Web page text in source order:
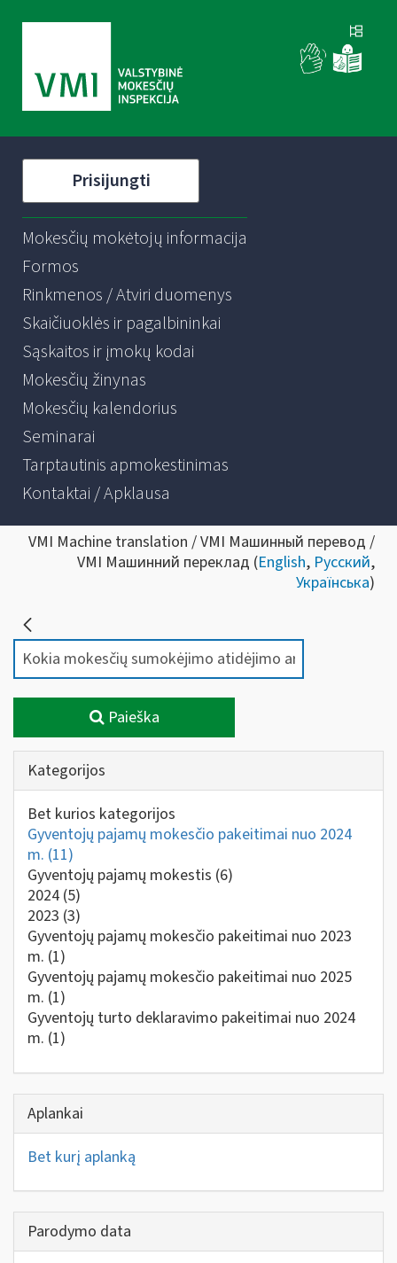
Prisijungti
Mokesčių mokėtojų informacija
Formos
Rinkmenos / Atviri duomenys
Skaičiuoklės ir pagalbininkai
Sąskaitos ir įmokų kodai
Mokesčių žinynas
Mokesčių kalendorius
Seminarai
Tarptautinis apmokestinimas
Kontaktai / Apklausa
VMI Machine translation / VMI Машинный перевод /
VMI Машинний переклад (English, Русский,
Українська)
Paieška
Kategorijos
Bet kurios kategorijos
Gyventojų pajamų mokesčio pakeitimai nuo 2024
m. (11)
Gyventojų pajamų mokestis (6)
2024 (5)
2023 (3)
Gyventojų pajamų mokesčio pakeitimai nuo 2023
m. (1)
Gyventojų pajamų mokesčio pakeitimai nuo 2025
m. (1)
Gyventojų turto deklaravimo pakeitimai nuo 2024
m. (1)
Aplankai
Bet kurį aplanką
Parodymo data